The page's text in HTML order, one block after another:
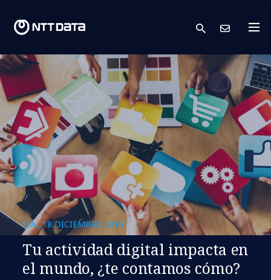
search
MA., 18 DICIEMBRE 2018
Tu actividad digital impacta en
el mundo, ¿te contamos cómo?